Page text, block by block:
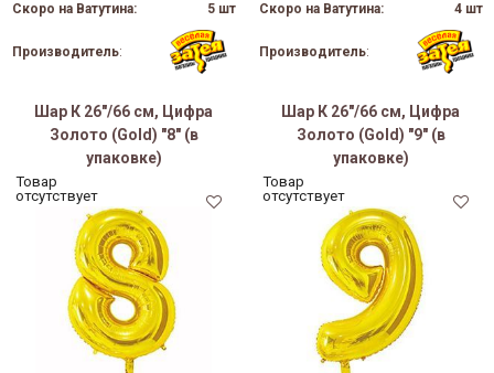
Скоро на Ватутина:
5 шт
Производитель:
Скоро на Ватутина:
4 шт
Производитель:
Шар К 26"/66 см, Цифра
Золото (Gold) "8" (в
упаковке)
Товар
отсутствует
Шар К 26"/66 см, Цифра
Золото (Gold) "9" (в
упаковке)
Товар
отсутствует